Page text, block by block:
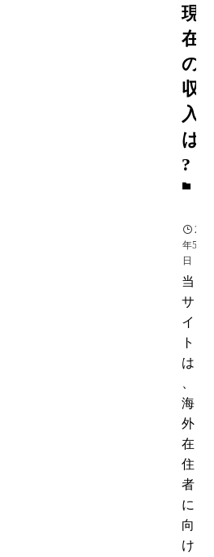
現
在
の
収
入
は
?
2015
年5月6
日
当
サ
イ
ト
は
海
外
在
住
者
に
向
け